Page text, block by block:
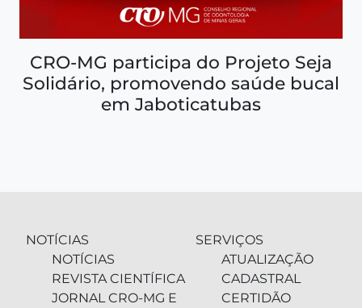
CRO-MG participa do Projeto Seja
Solidário, promovendo saúde bucal
em Jaboticatubas
NOTÍCIAS
NOTÍCIAS
REVISTA CIENTÍFICA
JORNAL CRO-MG E
SERVIÇOS
ATUALIZAÇÃO
CADASTRAL
CERTIDÃO